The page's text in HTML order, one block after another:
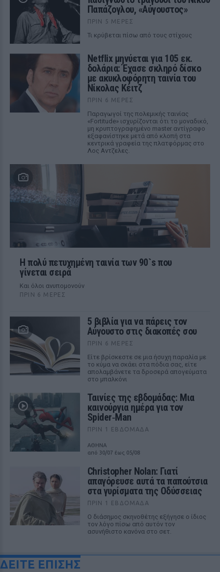
Παπάζογλου, «Αύγουστος»
ΠΡΙΝ 5 ΜΈΡΕΣ
Τι κρύβεται πίσω από τους στίχους
Netflix μηνύεται για 105 εκ.
δολάρια: Έχασε σκληρό δίσκο
με ακυκλοφόρητη ταινία του
Νίκολας Κέιτζ
ΠΡΙΝ 6 ΜΈΡΕΣ
Παραγωγοί της πολεμικής ταινίας
«Fortitude» ισχυρίζονται ότι το μοναδικό,
μη κρυπτογραφημένο master αντίγραφο
εξαφανίστηκε μετά από κλοπή στα
κεντρικά γραφεία της πλατφόρμας στο
Λος Αντζελες.
Η πολύ πετυχημένη ταινία των 90`s που
γίνεται σειρά
Και όλοι ανυπομονούν
ΠΡΙΝ 6 ΜΈΡΕΣ
5 βιβλία για να πάρεις τον
Αύγουστο στις διακοπές σου
ΠΡΙΝ 6 ΜΈΡΕΣ
Είτε βρίσκεστε σε μια ήσυχη παραλία με
το κύμα να σκάει στα πόδια σας, είτε
απολαμβάνετε τα δροσερά απογεύματα
στο μπαλκόνι
Ταινίες της εβδομάδας: Μια
καινούργια ημέρα για τον
Spider‑Man
ΠΡΙΝ 1 ΕΒΔΟΜΆΔΑ
ΑΘΗΝΑ
από 30/07 έως 05/08
Christopher Nolan: Γιατί
απαγόρευσε αυτά τα παπούτσια
στα γυρίσματα της Οδύσσειας
ΠΡΙΝ 1 ΕΒΔΟΜΆΔΑ
Ο διάσημος σκηνοθέτης εξήγησε ο ίδιος
τον λόγο πίσω από αυτόν τον
ασυνήθιστο κανόνα στο σετ.
ΔΕΙΤΕ ΕΠΙΣΗΣ